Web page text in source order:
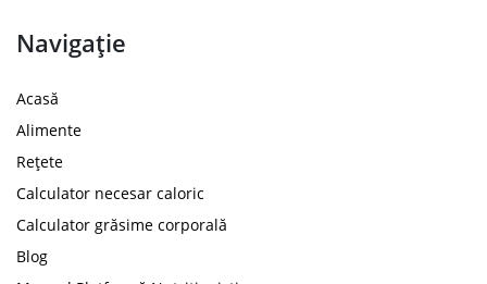
Navigație
Acasă
Alimente
Rețete
Calculator necesar caloric
Calculator grăsime corporală
Blog